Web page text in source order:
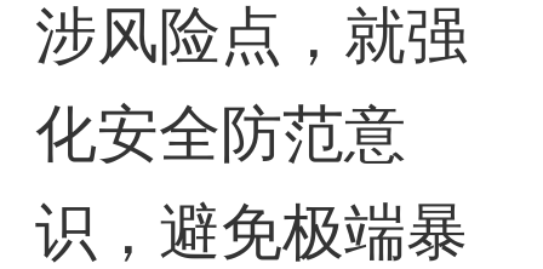
涉风险点，就强
化安全防范意
识，避免极端暴